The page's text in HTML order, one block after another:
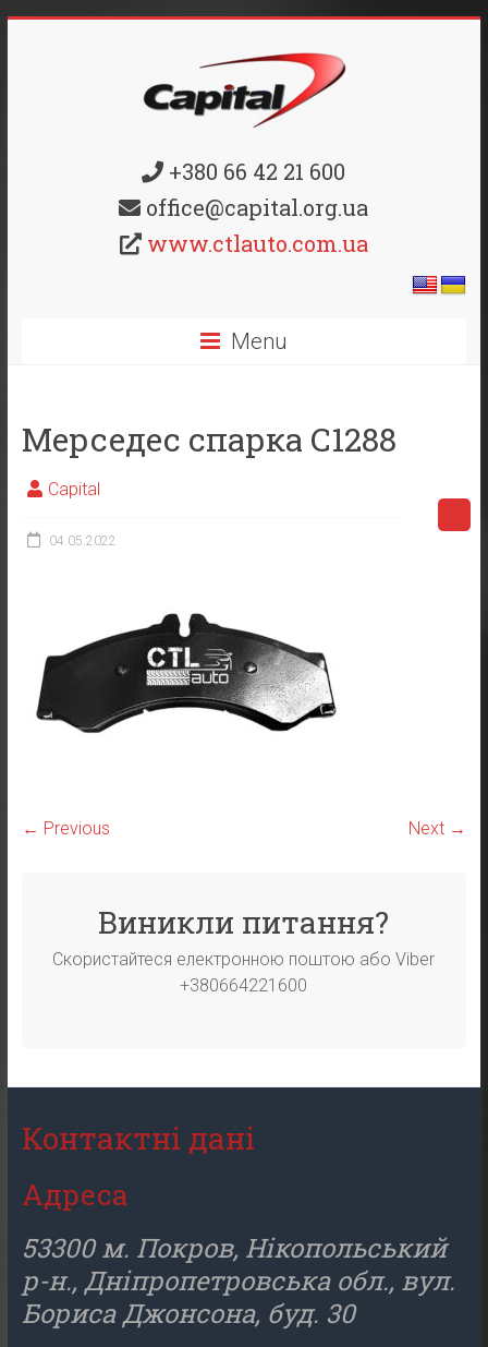
+380 66 42 21 600
office@capital.org.ua
www.ctlauto.com.ua
Menu
Мерседес спарка С1288
Capital
04.05.2022
← Previous Next →
Виникли питання?
Скористайтеся електронною поштою або Viber
+380664221600
Контактні дані
Адреса
53300 м. Покров, Нікопольський
р-н., Дніпропетровська обл., вул.
Бориса Джонсона, буд. 30